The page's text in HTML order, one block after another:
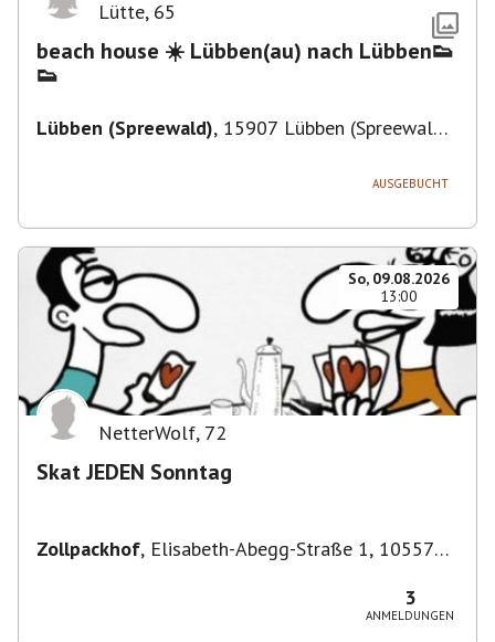
Lütte, 65
beach house ☀️ Lübben(au) nach Lübben👟
👟
Lübben (Spreewald), 15907 Lübben (Spreewald),
AUSGEBUCHT
So, 09.08.2026
13:00
NetterWolf, 72
Skat JEDEN Sonntag
Zollpackhof, Elisabeth-Abegg-Straße 1, 10557
3
ANMELDUNGEN